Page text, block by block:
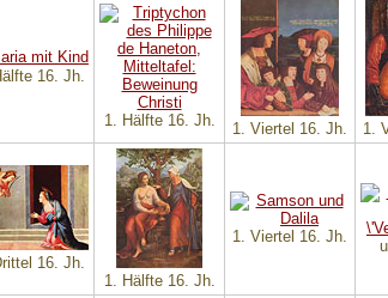
16. Jh.
1. Hälfte 16. Jh. 1. Viertel 16. Jh. 1.
16. Jh.
1. Hälfte 16. Jh.
1. Viertel 16. Jh.